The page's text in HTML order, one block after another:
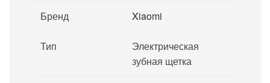
Бренд Xiaomi
Тип
Электрическая
зубная щетка